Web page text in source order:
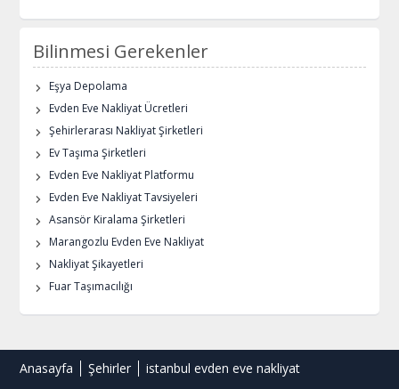
Bilinmesi Gerekenler
Eşya Depolama
Evden Eve Nakliyat Ücretleri
Şehirlerarası Nakliyat Şirketleri
Ev Taşıma Şirketleri
Evden Eve Nakliyat Platformu
Evden Eve Nakliyat Tavsiyeleri
Asansör Kiralama Şirketleri
Marangozlu Evden Eve Nakliyat
Nakliyat Şikayetleri
Fuar Taşımacılığı
Anasayfa Şehirler istanbul evden eve nakliyat